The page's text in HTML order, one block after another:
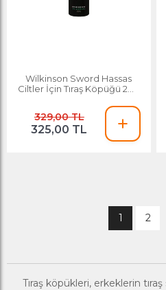
Wilkinson Sword Hassas
Ciltler İçin Tıraş Köpüğü 200
329,00 TL
325,00 TL
1 2
Tıraş köpükleri, erkeklerin